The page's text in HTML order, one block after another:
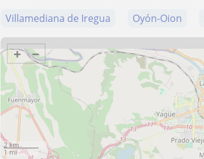
Villamediana de Iregua
Oyón-Oion
+ −
2 km
1 mi